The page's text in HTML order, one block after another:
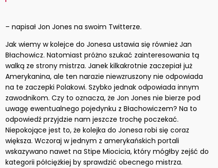
– napisał Jon Jones na swoim Twitterze.
Jak wiemy w kolejce do Jonesa ustawia się również Jan
Błachowicz. Natomiast próżno szukać zainteresowania tą
walką ze strony mistrza. Janek kilkakrotnie zaczepiał już
Amerykanina, ale ten narazie niewzruszony nie odpowiada
na te zaczepki Polakowi. Szybko jednak odpowiada innym
zawodnikom. Czy to oznacza, że Jon Jones nie bierze pod
uwagę ewentualnego pojedynku z Błachowiczem? Na to
odpowiedź przyjdzie nam jeszcze trochę poczekać.
Niepokojące jest to, że kolejka do Jonesa robi się coraz
większa. Wczoraj w jednym z amerykańskich portali
wskazywano nawet na Stipe Miocicia, który mógłby zejść do
kategorii półciężkiej by sprawdzić obecnego mistrza.